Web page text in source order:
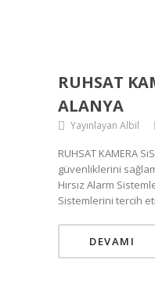
RUHSAT
ALANYA
Yayınlayan Albil
RUHSAT KAMERA
güvenliklerini
Hırsız Alarm
Sistemlerini tercih
DEVAMI